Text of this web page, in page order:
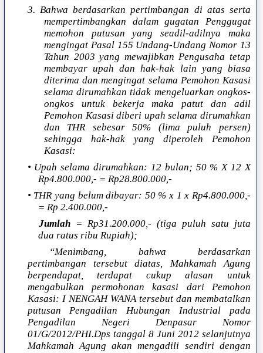
3. Bahwa berdasarkan pertimbangan di atas serta
mempertimbangkan dalam gugatan Penggugat
memohon putusan yang seadil-adilnya maka
mengingat Pasal 155 Undang-Undang Nomor 13
Tahun 2003 yang mewajibkan Pengusaha tetap
membayar upah dan hak-hak lain yang biasa
diterima dan mengingat selama Pemohon Kasasi
selama dirumahkan tidak mengeluarkan ongkos-
ongkos untuk bekerja maka patut dan adil
Pemohon Kasasi diberi upah selama dirumahkan
dan THR sebesar 50% (lima puluh persen)
sehingga hak-hak yang diperoleh Pemohon
Kasasi:
• Upah selama dirumahkan: 12 bulan; 50 % X 12 X
Rp4.800.000,- = Rp28.800.000,-
• THR yang belum dibayar: 50 % x 1 x Rp4.800.000,-
= Rp 2.400.000,-
Jumlah= Rp31.200.000,- (tiga puluh satu juta
dua ratus ribu Rupiah);
“Menimbang, bahwa berdasarkan
pertimbangan tersebut diatas, Mahkamah Agung
berpendapat, terdapat cukup alasan untuk
mengabulkan permohonan kasasi dari Pemohon
Kasasi: I NENGAH WANA tersebut dan membatalkan
putusan Pengadilan Hubungan Industrial pada
Pengadilan Negeri Denpasar Nomor
01/G/2012/PHI.Dps tanggal 8 Juni 2012 selanjutnya
Mahkamah Agung akan mengadili sendiri dengan